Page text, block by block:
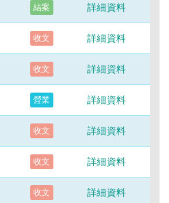
結案 詳細資料
收文 詳細資料
收文 詳細資料
營業 詳細資料
收文 詳細資料
收文 詳細資料
收文 詳細資料